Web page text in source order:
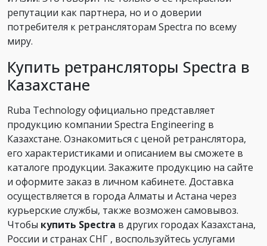
репутации как партнера, но и о доверии
потребителя к ретрансляторам Spectra по всему
миру.
Купить ретрансляторы Spectra в
Казахстане
Ruba Technology официально представляет
продукцию компании Spectra Engineering в
Казахстане. Ознакомиться с ценой ретранслятора,
его характеристиками и описанием вы сможете в
каталоге продукции. Закажите продукцию на сайте
и оформите заказ в личном кабинете. Доставка
осуществляется в города Алматы и Астана через
курьерские службы, также возможен самовывоз.
Чтобы купить Spectra в других городах Казахстана,
России и странах СНГ , воспользуйтесь услугами